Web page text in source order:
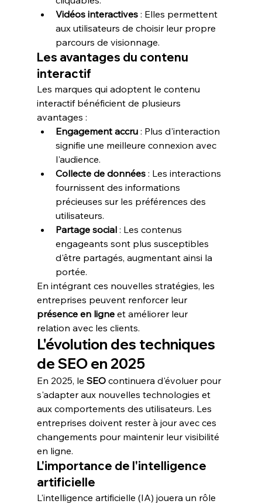
Vidéos interactives : Elles permettent
aux utilisateurs de choisir leur propre
parcours de visionnage.
Les avantages du contenu
interactif
Les marques qui adoptent le contenu
interactif bénéficient de plusieurs
avantages :
Engagement accru : Plus d'interaction
signifie une meilleure connexion avec
l'audience.
Collecte de données : Les interactions
fournissent des informations
précieuses sur les préférences des
utilisateurs.
Partage social : Les contenus
engageants sont plus susceptibles
d'être partagés, augmentant ainsi la
portée.
En intégrant ces nouvelles stratégies, les
entreprises peuvent renforcer leur
présence en ligne et améliorer leur
relation avec les clients.
L'évolution des techniques
de SEO en 2025
En 2025, le SEO continuera d'évoluer pour
s'adapter aux nouvelles technologies et
aux comportements des utilisateurs. Les
entreprises doivent rester à jour avec ces
changements pour maintenir leur visibilité
en ligne.
L'importance de l'intelligence
artificielle
L'intelligence artificielle (IA) jouera un rôle